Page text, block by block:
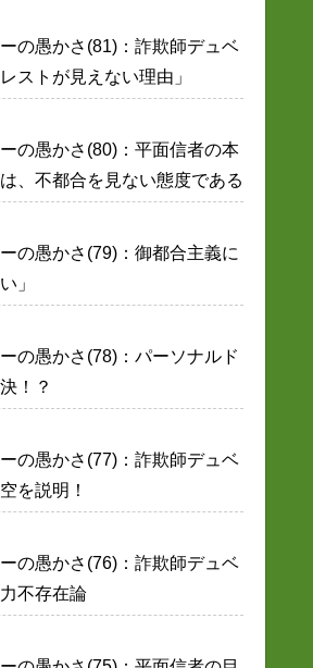
の愚かさ(81)：詐欺師デュベ
ストが見えない理由」
の愚かさ(80)：平面信者の本
、不都合を見ない態度である
の愚かさ(79)：御都合主義に
」
の愚かさ(78)：パーソナルド
！？
の愚かさ(77)：詐欺師デュベ
を説明！
の愚かさ(76)：詐欺師デュベ
不存在論